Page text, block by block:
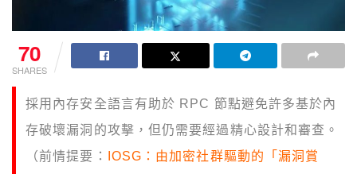
70
SHARES
採用內存安全語言有助於 RPC 節點避免許多基於內
存破壞漏洞的攻擊，但仍需要經過精心設計和審查。
（前情提要：
IOSG：由加密社群驅動的「漏洞賞